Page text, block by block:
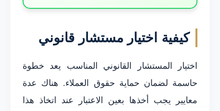
كيفية اختيار مستشار قانوني
اختيار المستشار القانوني المناسب يعد خطوة
حاسمة لضمان حماية حقوق العملاء. هناك عدة
معايير يجب أخذها بعين الاعتبار عند اتخاذ هذا